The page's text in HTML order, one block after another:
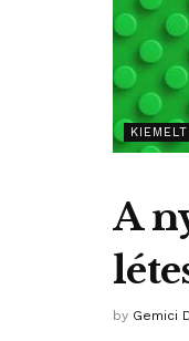
KIEMELT
A
by Gemici